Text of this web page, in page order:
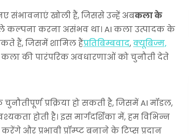
संभावनाएं खोली हैं, जिससे उन्हें अबकला के
कल्पना करना असंभव था। AI कला उत्पादक के
हैं, जिसमें शामिल हैंप्रतिबिम्बवाद,क्यूबिज्म,
की पारंपरिक अवधारणाओं को चुनौती देते
प्रक्रिया हो सकती है, जिसमें AI मॉडल,
होती है। इस मार्गदर्शिका में, हम विभिन्न
और प्रभावी प्रॉम्प्ट बनाने के टिप्स प्रदान